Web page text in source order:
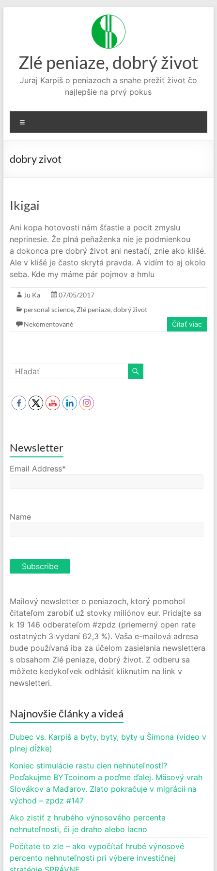
Zlé peniaze, dobrý život
Juraj Karpiš o peniazoch a snahe prežiť život čo
najlepšie na prvý pokus
dobry zivot
Ikigai
Ani kopa hotovosti nám šťastie a pocit zmyslu
neprinesie. Že plná peňaženka nie je podmienkou
a dokonca pre dobrý život ani nestačí, znie ako klišé.
Ale v klišé je často skrytá pravda. A vidím to aj okolo
seba. Kde my máme pár pojmov a hmlu
Ju Ka
07/05/2017
personal science, Zlé peniaze, dobrý život
Nekomentované
Čítať viac
Newsletter
Email Address*
Name
Mailový newsletter o peniazoch, ktorý pomohol
čitateľom zarobiť už stovky miliónov eur. Pridajte sa
k 19 146 odberateľom #zpdz (priemerný open rate
ostatných 3 vydaní 62,3 %). Vaša e-mailová adresa
bude používaná iba za účelom zasielania newslettera
s obsahom Zlé peniaze, dobrý život. Z odberu sa
môžete kedykoľvek odhlásiť kliknutím na link v
newsletteri.
Najnovšie články a videá
Dubec vs. Karpiš a byty, byty, byty u Šimona (video v
plnej dĺžke)
Koniec stimulácie rastu cien nehnuteľností?
Poďakujme BYTcoinom a poďme ďalej. Mäsový vrah
Slovákov a Maďarov. Zlato pokračuje v migrácii na
východ – zpdz #147
Ako zistiť z hrubého výnosového percenta
nehnuteľnosti, či je draho alebo lacno
Počítate to zle – ako vypočítať hrubé výnosové
percento nehnuteľnosti pri výbere investičnej